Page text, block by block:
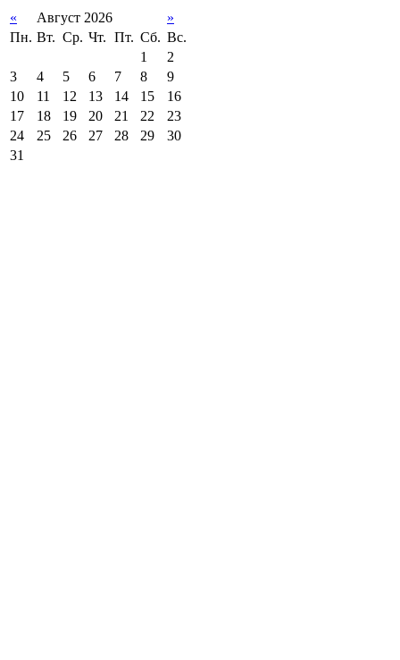
« Август 2026
»
Пн. Вт. Ср. Чт. Пт. Сб. Вс.
1
2
3
4 5 6 7 8
9
10
11 12 13 14 15
16
17
18 19 20 21 22
23
24
25 26 27 28 29
30
31